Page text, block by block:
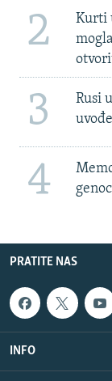
2
Kurti
3
Rusi
4
PRATITE NAS
INFO